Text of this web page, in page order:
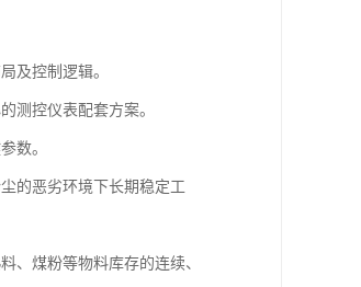
及控制逻辑。
测控仪表配套方案。
数。
的恶劣环境下长期稳定工
、煤粉等物料库存的连续、